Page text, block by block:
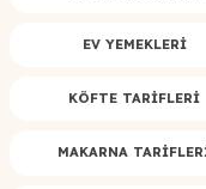
EV YEMEKLERI
KÖFTE TARIFLERI
MAKARNA